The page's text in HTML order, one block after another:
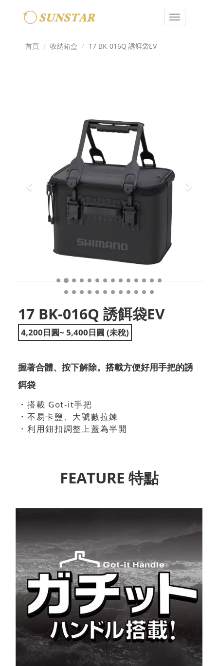
Toggle
首頁
收納箱盒 17 BK-016Q 誘餌袋EV
17 BK-016Q 誘餌袋EV
4,200日圓~ 5,400日圓 (未稅)
握著合體、按下解除。搭載方便好用手把的誘
餌袋
・搭載 Got-it手把
・不易卡鹽、大號數拉鍊
・利用鈕扣調整上蓋為半開
FEATURE 特點